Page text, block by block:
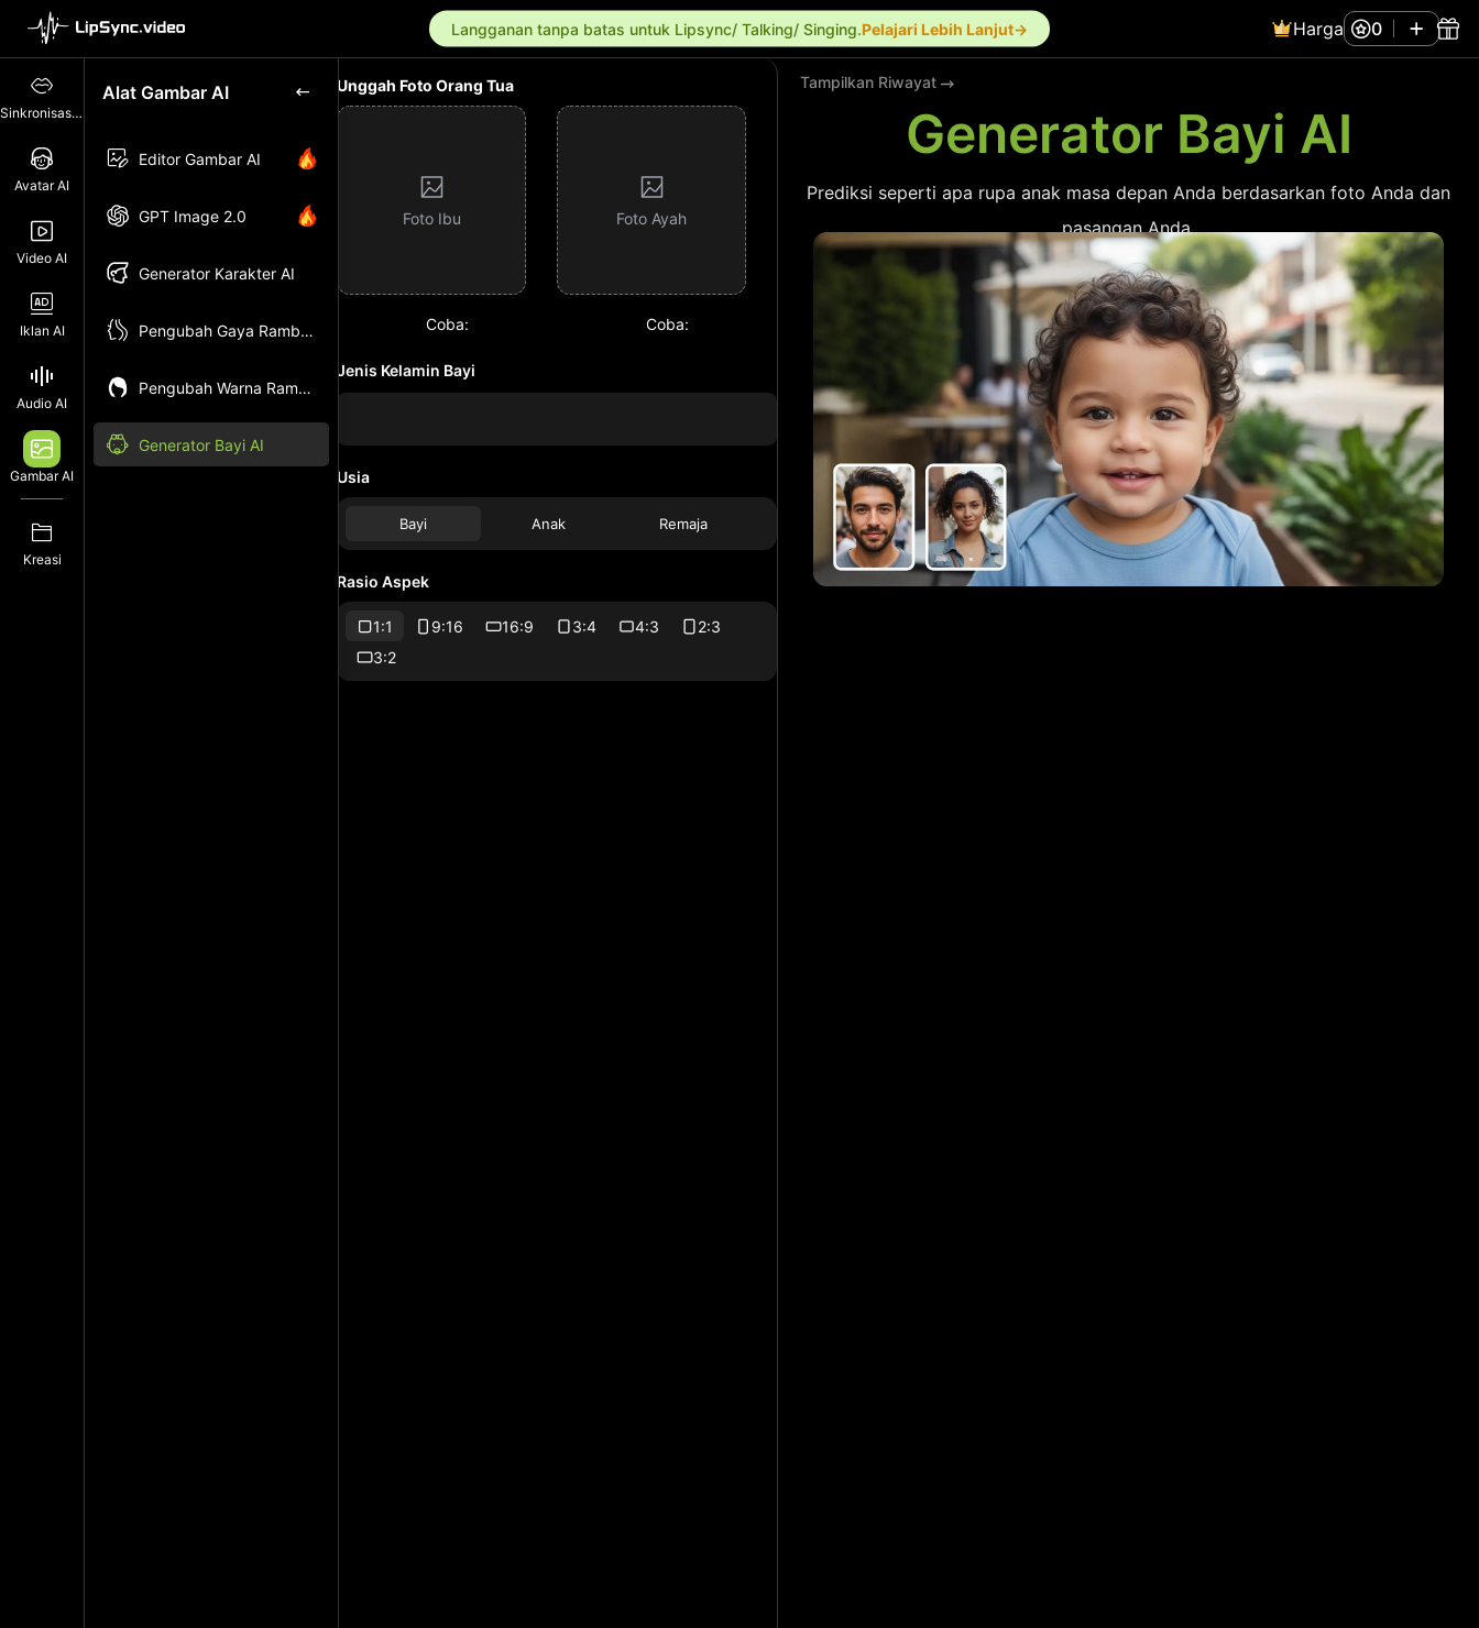
Langganan tanpa batas untuk Lipsync/ Talking/ Singing.Pelajari Lebih Lanjut→ Harga 0
Sinkronisasi Bibir
Avatar AI
Video AI
Iklan AI
Audio AI
Gambar AI
Kreasi
Alat Gambar AI
Editor Gambar AI
GPT Image 2.0
Generator Karakter AI
Pengubah Gaya Rambut AI
Pengubah Warna Rambut AI
Generator Bayi AI
Unggah Foto Orang Tua
Foto Ibu
Coba:
Foto Ayah
Coba:
Jenis Kelamin Bayi
Usia
Bayi Anak Remaja
Rasio Aspek
1:1 9:16 16:9 3:4 4:3
2:3
3:2
Tampilkan Riwayat
Generator Bayi AI
Prediksi seperti apa rupa anak masa depan Anda berdasarkan foto Anda dan
pasangan Anda.